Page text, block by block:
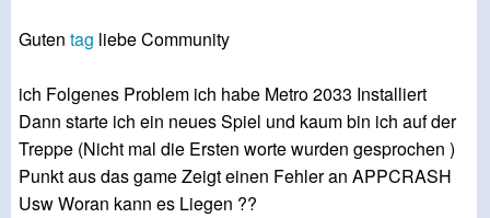
Guten tag liebe Community
ich Folgenes Problem ich habe Metro 2033 Installiert
Dann starte ich ein neues Spiel und kaum bin ich auf der
Treppe (Nicht mal die Ersten worte wurden gesprochen )
Punkt aus das game Zeigt einen Fehler an APPCRASH
Usw Woran kann es Liegen ??